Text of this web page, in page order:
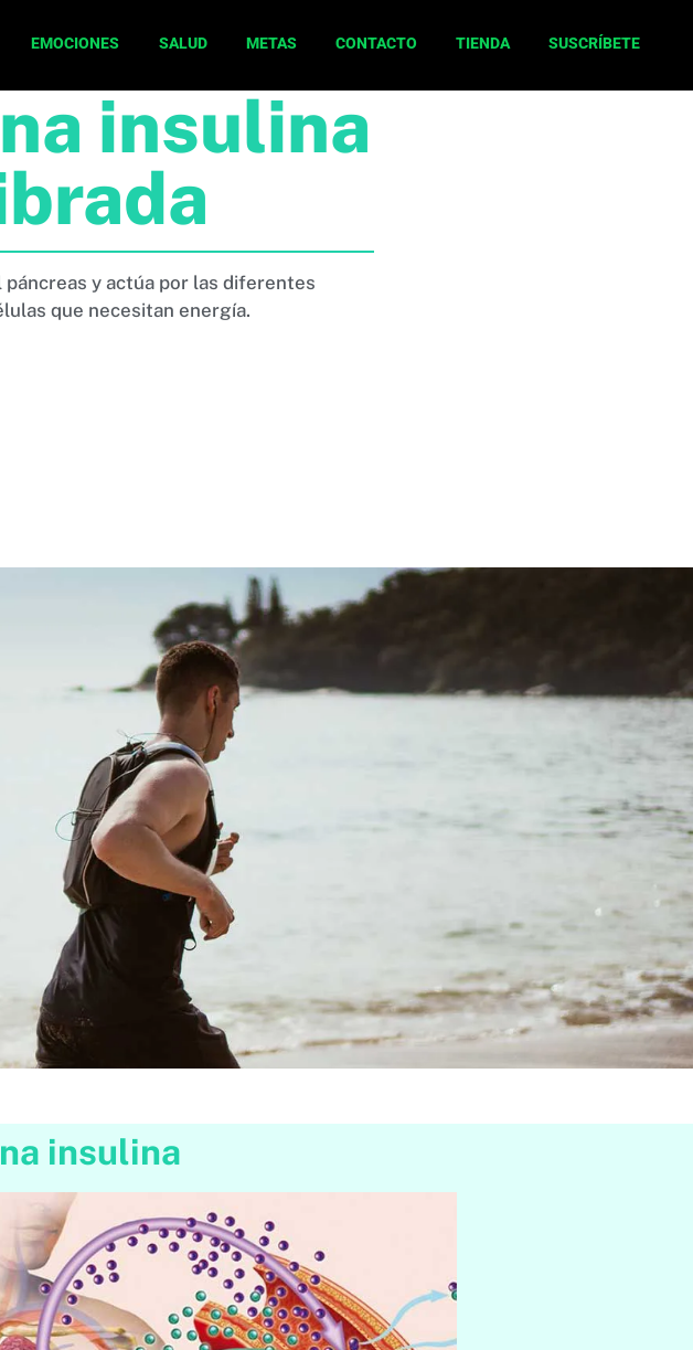
EMOCIONES SALUD METAS CONTACTO TIENDA SUSCRÍBETE
insulina
y actúa por las diferentes
que necesitan energía.
insulina